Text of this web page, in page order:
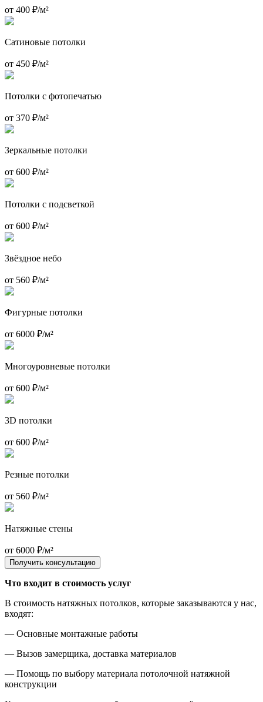
от 400 ₽/м²
Сатиновые потолки
от 450 ₽/м²
Потолки с фотопечатью
от 370 ₽/м²
Зеркальные потолки
от 600 ₽/м²
Потолки с подсветкой
от 600 ₽/м²
Звёздное небо
от 560 ₽/м²
Фигурные потолки
от 6000 ₽/м²
Многоуровневые потолки
от 600 ₽/м²
3D потолки
от 600 ₽/м²
Резные потолки
от 560 ₽/м²
Натяжные стены
от 6000 ₽/м²
Получить консультацию
Что входит в стоимость услуг
В стоимость натяжных потолков, которые заказываются у нас,
входят:
— Основные монтажные работы
— Вызов замерщика, доставка материалов
— Помощь по выбору материала потолочной натяжной
конструкции